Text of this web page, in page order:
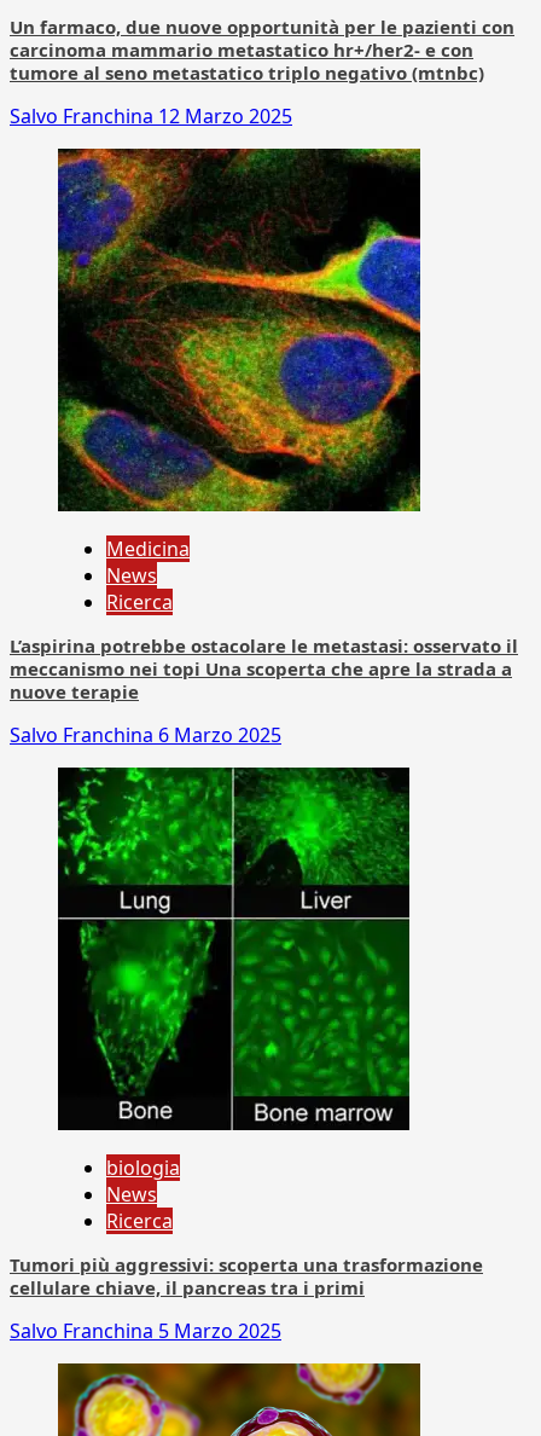
Un farmaco, due nuove opportunità per le pazienti con
carcinoma mammario metastatico hr+/her2- e con
tumore al seno metastatico triplo negativo (mtnbc)
Salvo Franchina 12 Marzo 2025
Medicina
News
Ricerca
L’aspirina potrebbe ostacolare le metastasi: osservato il
meccanismo nei topi Una scoperta che apre la strada a
nuove terapie
Salvo Franchina 6 Marzo 2025
biologia
News
Ricerca
Tumori più aggressivi: scoperta una trasformazione
cellulare chiave, il pancreas tra i primi
Salvo Franchina 5 Marzo 2025